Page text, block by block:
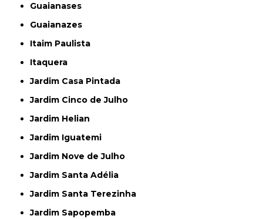
Guaianases
Guaianazes
Itaim Paulista
Itaquera
Jardim Casa Pintada
Jardim Cinco de Julho
Jardim Helian
Jardim Iguatemi
Jardim Nove de Julho
Jardim Santa Adélia
Jardim Santa Terezinha
Jardim Sapopemba